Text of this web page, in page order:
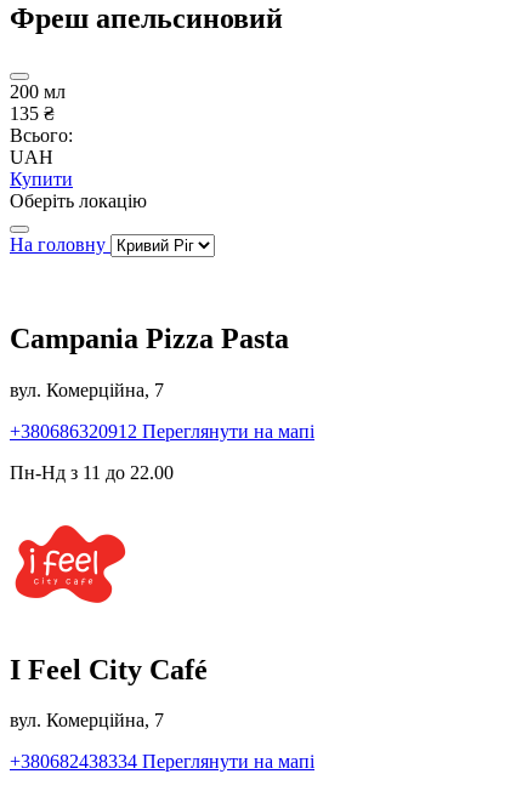
Фреш апельсиновий
200 мл
135 ₴
Всього:
UAH
Купити
Оберіть локацію
На головну
Campania Pizza Pasta
вул. Комерційна, 7
+380686320912 Переглянути на мапі
Пн-Нд з 11 до 22.00
I Feel City Café
вул. Комерційна, 7
+380682438334 Переглянути на мапі